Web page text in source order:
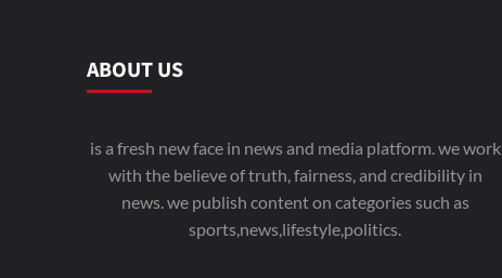
ABOUT US
is a fresh new face in news and media platform. we work
with the believe of truth, fairness, and credibility in
news. we publish content on categories such as
sports,news,lifestyle,politics.